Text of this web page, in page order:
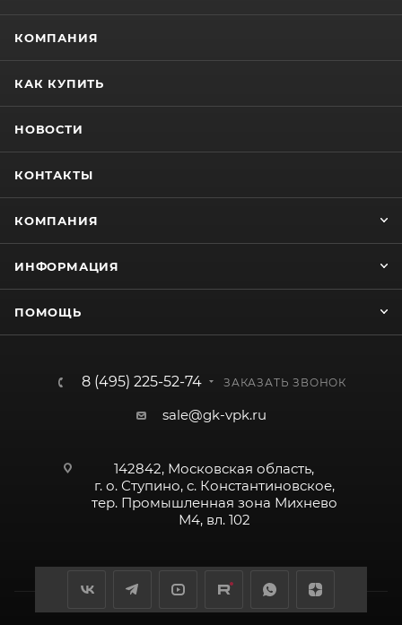
КОМПАНИЯ
КАК КУПИТЬ
НОВОСТИ
КОНТАКТЫ
КОМПАНИЯ
ИНФОРМАЦИЯ
ПОМОЩЬ
8 (495) 225-52-74 ЗАКАЗАТЬ ЗВОНОК
sale@gk-vpk.ru
142842, Московская область,
г. о. Ступино, с. Константиновское,
тер. Промышленная зона Михнево
М4, вл. 102